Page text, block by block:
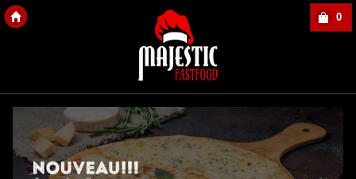
0
Copyright Des-click